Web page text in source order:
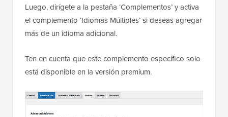
Luego, dirígete a la pestaña ‘Complementos’ y activa
el complemento ‘Idiomas Múltiples’ si deseas agregar
más de un idioma adicional.
Ten en cuenta que este complemento específico solo
está disponible en la versión premium.